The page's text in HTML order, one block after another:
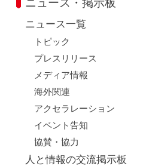
ニュース・掲示板
ニュース一覧
トピック
プレスリリース
メディア情報
海外関連
アクセラレーション
イベント告知
協賛・協力
人と情報の交流掲示板